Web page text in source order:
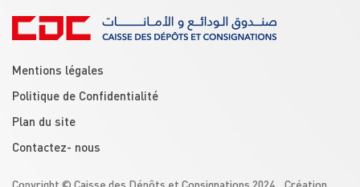
Mentions légales
Politique de Confidentialité
Plan du site
Contactez- nous
Copyright © Caisse des Dépôts et Consignations 2024 Création